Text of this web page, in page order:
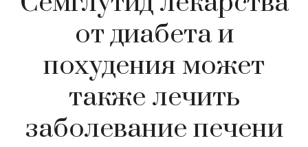
от диабета и
похудения может
также лечить
заболевание печени